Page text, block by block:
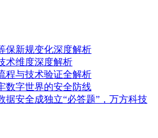
保新规变化深度解析
术维度深度解析
程与技术验证全解析
数字世界的安全防线
据安全成独立“必答题”，万方科技